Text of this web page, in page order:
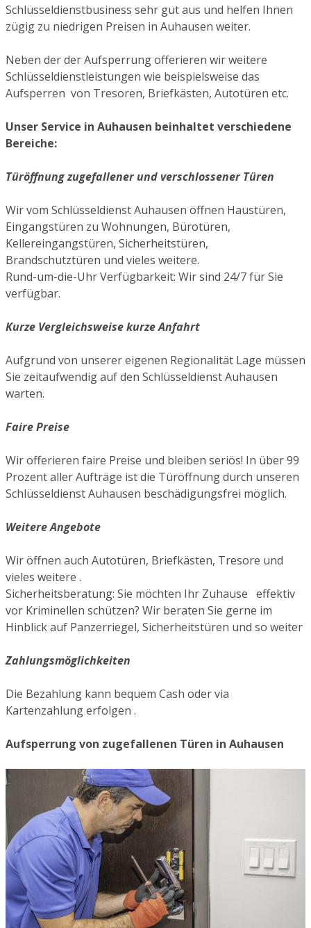
Schlüsseldienstbusiness sehr gut aus und helfen Ihnen
zügig zu niedrigen Preisen in Auhausen weiter.
Neben der der Aufsperrung offerieren wir weitere
Schlüsseldienstleistungen wie beispielsweise das
Aufsperren von Tresoren, Briefkästen, Autotüren etc.
Unser Service in Auhausen beinhaltet verschiedene
Bereiche:
Türöffnung zugefallener und verschlossener Türen
Wir vom Schlüsseldienst Auhausen öffnen Haustüren,
Eingangstüren zu Wohnungen, Bürotüren,
Kellereingangstüren, Sicherheitstüren,
Brandschutztüren und vieles weitere.
Rund-um-die-Uhr Verfügbarkeit: Wir sind 24/7 für Sie
verfügbar.
Kurze Vergleichsweise kurze Anfahrt
Aufgrund von unserer eigenen Regionalität Lage müssen
Sie zeitaufwendig auf den Schlüsseldienst Auhausen
warten.
Faire Preise
Wir offerieren faire Preise und bleiben seriös! In über 99
Prozent aller Aufträge ist die Türöffnung durch unseren
Schlüsseldienst Auhausen beschädigungsfrei möglich.
Weitere Angebote
Wir öffnen auch Autotüren, Briefkästen, Tresore und
vieles weitere .
Sicherheitsberatung: Sie möchten Ihr Zuhause effektiv
vor Kriminellen schützen? Wir beraten Sie gerne im
Hinblick auf Panzerriegel, Sicherheitstüren und so weiter
Zahlungsmöglichkeiten
Die Bezahlung kann bequem Cash oder via
Kartenzahlung erfolgen .
Aufsperrung von zugefallenen Türen in Auhausen